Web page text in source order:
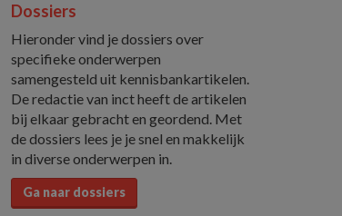
Dossiers
Hieronder vind je dossiers over
specifieke onderwerpen
samengesteld uit kennisbankartikelen.
De redactie van inct heeft de artikelen
bij elkaar gebracht en geordend. Met
de dossiers lees je je snel en makkelijk
in diverse onderwerpen in.
Ga naar dossiers